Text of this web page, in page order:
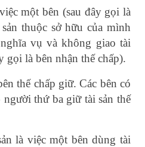
một bên (sau đây gọi là
thuộc sở hữu của mình
vụ và không giao tài
gọi là bên nhận thế chấp).
thế chấp giữ. Các bên có
thứ ba giữ tài sản thế
là việc một bên dùng tài